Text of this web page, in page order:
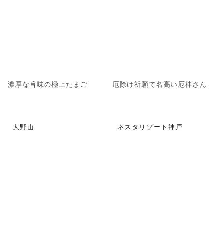
濃厚な旨味の極上たまご 厄除け祈願で名高い厄神さん
大野山 ネスタリゾート神戸